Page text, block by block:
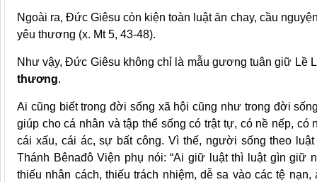
Ngoài ra, Đức Giêsu còn kiện toàn luật ăn chay, cầu
yêu thương (x. Mt 5, 43-48).
Như vậy, Đức Giêsu không chỉ là mẫu gương tuân giữ Lề
thương.
Ai cũng biết trong đời sống xã hội cũng như trong đời
giúp cho cá nhân và tập thể sống có trật tự, có nề nếp,
cái xấu, cái ác, sự bất công. Vì thế, người sống theo
Thánh Bênađô Viện phụ nói: “Ai giữ luật thì luật gìn
thiếu nhân cách, thiếu trách nhiệm, dễ sa vào các tệ